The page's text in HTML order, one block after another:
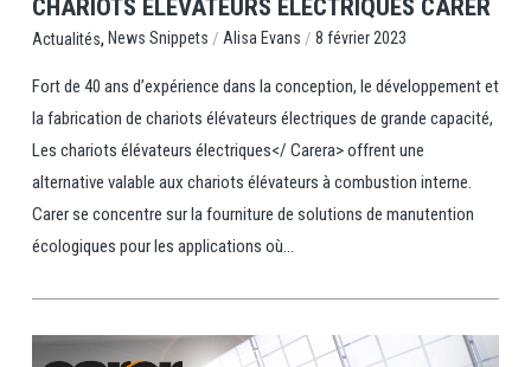
CHARIOTS ELEVATEURS ELECTRIQUES CARER
Actualités, News Snippets / Alisa Evans / 8 février 2023
Fort de 40 ans d’expérience dans la conception, le développement et
la fabrication de chariots élévateurs électriques de grande capacité,
Les chariots élévateurs électriques</ Carera> offrent une
alternative valable aux chariots élévateurs à combustion interne.
Carer se concentre sur la fourniture de solutions de manutention
écologiques pour les applications où...